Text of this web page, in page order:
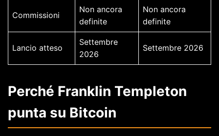
Commissioni
Non ancora
definite
Non ancora
definite
Lancio atteso
Settembre
2026
Settembre 2026
Perché Franklin Templeton
punta su Bitcoin